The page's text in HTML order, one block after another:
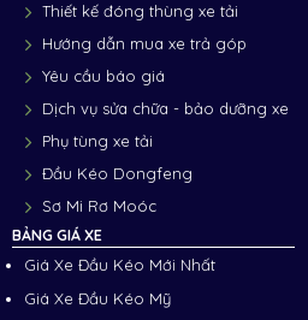
Thiết kế đóng thùng xe tải
Hướng dẫn mua xe trả góp
Yêu cầu báo giá
Dịch vụ sửa chữa - bảo dưỡng xe
Phụ tùng xe tải
Đầu Kéo Dongfeng
Sơ Mi Rơ Moóc
BẢNG GIÁ XE
Giá Xe Đầu Kéo Mới Nhất
Giá Xe Đầu Kéo Mỹ